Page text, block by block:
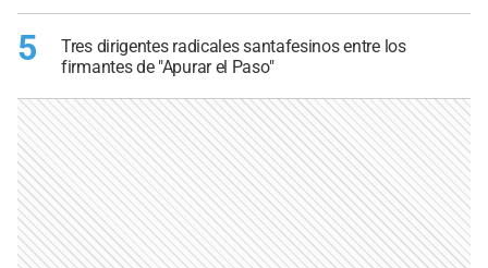
5
Tres dirigentes radicales santafesinos entre los
firmantes de "Apurar el Paso"